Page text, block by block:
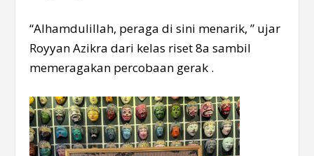
“Alhamdulillah, peraga di sini menarik, ” ujar
Royyan Azikra dari kelas riset 8a sambil
memeragakan percobaan gerak .